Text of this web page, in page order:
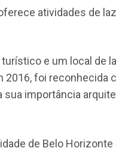
atividades de
e um local de
2016, foi reconhecida
sua importância
de Belo